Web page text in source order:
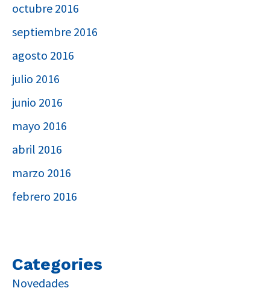
octubre 2016
septiembre 2016
agosto 2016
julio 2016
junio 2016
mayo 2016
abril 2016
marzo 2016
febrero 2016
Categories
Novedades